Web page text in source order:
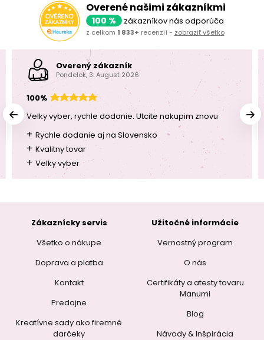
Overené našimi zákazníkmi
100 % zákazníkov nás odporúča
z celkom 1 833+ recenzií - zobraziť všetko
Overený zákazník
Pondelok, 3. August 2026
100%
Velky vyber, rychle dodanie. Utcite nakupim znovu
+ Rychle dodanie aj na Slovensko
+ Kvalitny tovar
+ Velky vyber
Zákaznícky servis
Všetko o nákupe
Doprava a platba
Kontakt
Predajne
Kreatívne sady ako firemné
darčeky
Užitočné informácie
Vernostný program
O nás
Certifikáty a atesty tovaru
Manumi
Blog
Návody & Inšpirácia